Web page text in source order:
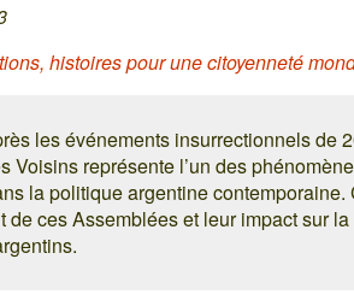
histoires pour une citoyenneté
les événements insurrectionnels de
Voisins représente l’un des
la politique argentine
de ces Assemblées et leur impact sur